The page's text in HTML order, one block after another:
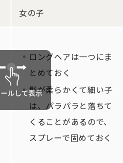
女の子
ロングヘアは一つにま
とめておく
髪が柔らかくて細い子
は、パラパラと落ちて
くることがあるので、
スプレーで固めておく